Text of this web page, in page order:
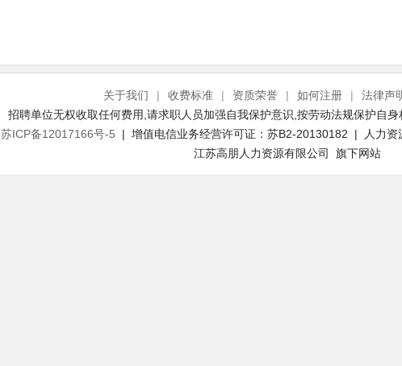
关于我们 | 收费标准 | 资质荣誉 | 如何注册 | 法律声
招聘单位无权收取任何费用,请求职人员加强自我保护意识,按劳动法规保护自
苏ICP备12017166号-5 | 增值电信业务经营许可证：苏B2-20130182 | 人力
江苏高朋人力资源有限公司 旗下网站